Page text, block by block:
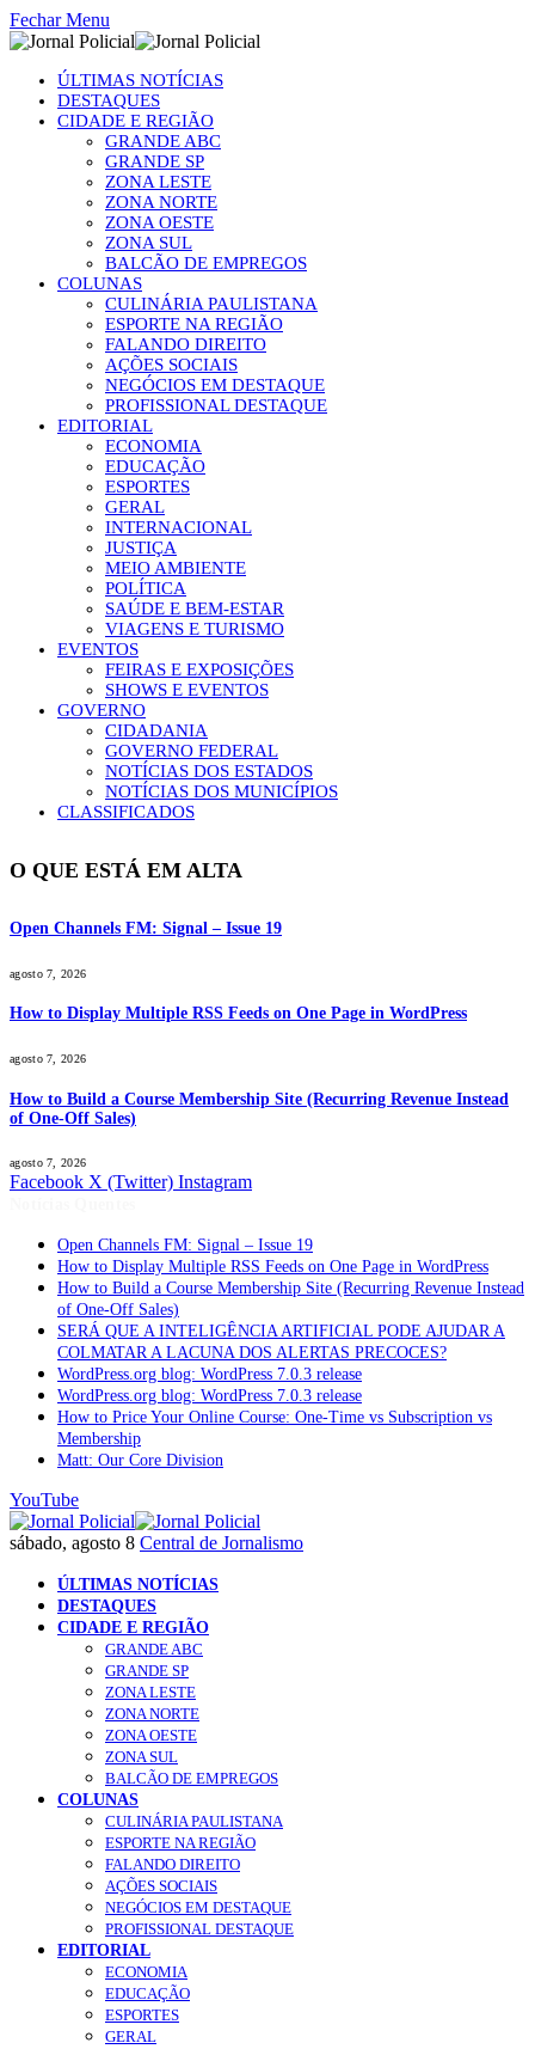
Fechar Menu
ÚLTIMAS NOTÍCIAS
DESTAQUES
CIDADE E REGIÃO
GRANDE ABC
GRANDE SP
ZONA LESTE
ZONA NORTE
ZONA OESTE
ZONA SUL
BALCÃO DE EMPREGOS
COLUNAS
CULINÁRIA PAULISTANA
ESPORTE NA REGIÃO
FALANDO DIREITO
AÇÕES SOCIAIS
NEGÓCIOS EM DESTAQUE
PROFISSIONAL DESTAQUE
EDITORIAL
ECONOMIA
EDUCAÇÃO
ESPORTES
GERAL
INTERNACIONAL
JUSTIÇA
MEIO AMBIENTE
POLÍTICA
SAÚDE E BEM-ESTAR
VIAGENS E TURISMO
EVENTOS
FEIRAS E EXPOSIÇÕES
SHOWS E EVENTOS
GOVERNO
CIDADANIA
GOVERNO FEDERAL
NOTÍCIAS DOS ESTADOS
NOTÍCIAS DOS MUNICÍPIOS
CLASSIFICADOS
O QUE ESTÁ EM ALTA
Open Channels FM: Signal – Issue 19
agosto 7, 2026
How to Display Multiple RSS Feeds on One Page in WordPress
agosto 7, 2026
How to Build a Course Membership Site (Recurring Revenue Instead
of One-Off Sales)
agosto 7, 2026
Facebook X (Twitter) Instagram
Open Channels FM: Signal – Issue 19
How to Display Multiple RSS Feeds on One Page in WordPress
How to Build a Course Membership Site (Recurring Revenue Instead
of One-Off Sales)
SERÁ QUE A INTELIGÊNCIA ARTIFICIAL PODE AJUDAR A
COLMATAR A LACUNA DOS ALERTAS PRECOCES?
WordPress.org blog: WordPress 7.0.3 release
WordPress.org blog: WordPress 7.0.3 release
How to Price Your Online Course: One-Time vs Subscription vs
Membership
Matt: Our Core Division
YouTube
sábado, agosto 8 Central de Jornalismo
ÚLTIMAS NOTÍCIAS
DESTAQUES
CIDADE E REGIÃO
GRANDE ABC
GRANDE SP
ZONA LESTE
ZONA NORTE
ZONA OESTE
ZONA SUL
BALCÃO DE EMPREGOS
COLUNAS
CULINÁRIA PAULISTANA
ESPORTE NA REGIÃO
FALANDO DIREITO
AÇÕES SOCIAIS
NEGÓCIOS EM DESTAQUE
PROFISSIONAL DESTAQUE
EDITORIAL
ECONOMIA
EDUCAÇÃO
ESPORTES
GERAL